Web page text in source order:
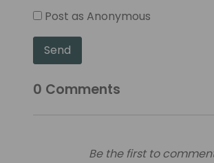
Post as Anonymous
Send
0 Comments
Be the first to